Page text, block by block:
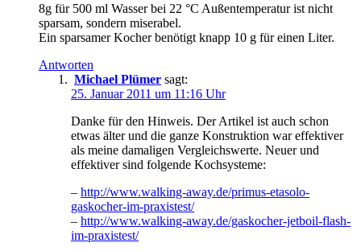
8g für 500 ml Wasser bei 22 °C Außentemperatur ist nicht
sparsam, sondern miserabel.
Ein sparsamer Kocher benötigt knapp 10 g für einen Liter.
Antworten
Michael Plümer sagt:
25. Januar 2011 um 11:16 Uhr
Danke für den Hinweis. Der Artikel ist auch schon
etwas älter und die ganze Konstruktion war effektiver
als meine damaligen Vergleichswerte. Neuer und
effektiver sind folgende Kochsysteme:
– http://www.walking-away.de/primus-etasolo-
gaskocher-im-praxistest/
– http://www.walking-away.de/gaskocher-jetboil-flash-
im-praxistest/